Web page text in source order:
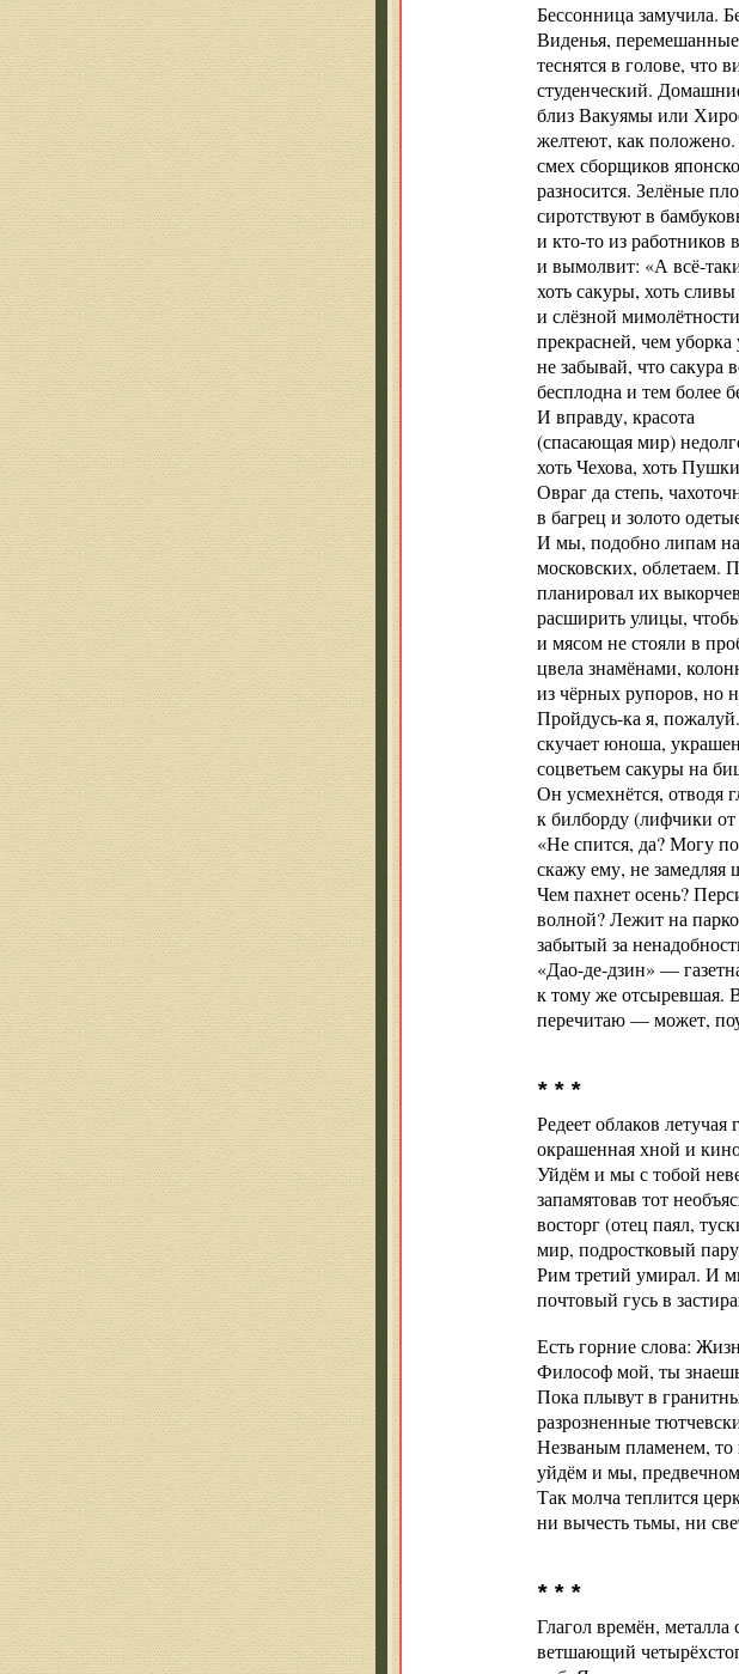
Бессонница замучила.
Виденья,
теснятся в голове, что
студенческий.
близ Вакуямы или
желтеют, как
смех сборщиков
разносится. Зелёные
сиротствуют в
и кто-то из работников
и вымолвит: «А всё-
хоть сакуры, хоть
и слёзной
прекрасней, чем
не забывай, что сакура
бесплодна и тем более
И вправду, красота
(спасающая мир)
хоть Чехова, хоть
Овраг да степь,
в багрец и золото
И мы, подобно липам на
московских, облетаем.
планировал их
расширить улицы,
и мясом не стояли в
цвела знамёнами,
из чёрных рупоров, но
Пройдусь-ка я,
скучает юноша,
соцветьем сакуры на
Он усмехнётся, отводя
к билборду (лифчики
«Не спится, да? Могу
скажу ему, не замедляя
Чем пахнет осень?
волной? Лежит на
забытый за
«Дао-де-дзин» —
к тому же отсыревшая.
перечитаю — может,
* * *
Редеет облаков летучая
окрашенная хной и
Уйдём и мы с тобой
запамятовав тот
восторг (отец паял,
мир, подростковый
Рим третий умирал. И
почтовый гусь в
Есть горние слова:
Философ мой, ты
Пока плывут в
разрозненные
Незваным пламенем, то
уйдём и мы,
Так молча теплится
ни вычесть тьмы, ни
* * *
Глагол времён, металла
ветшающий